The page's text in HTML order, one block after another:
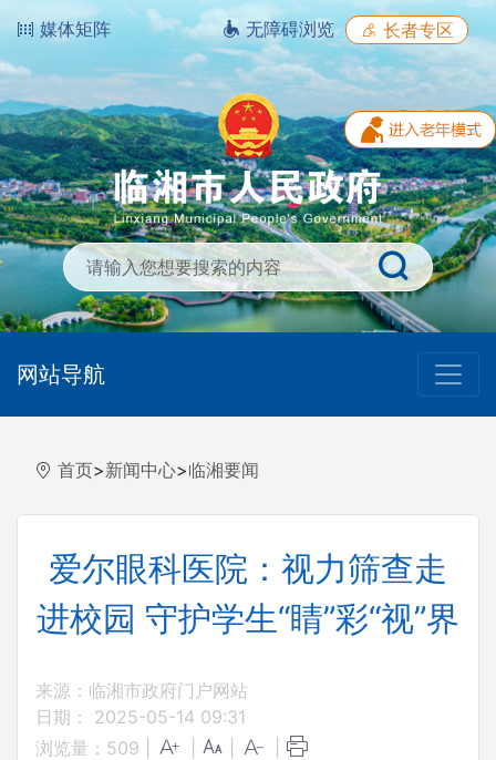
媒体矩阵 无障碍浏览 长者专区
网站导航
首页>新闻中心>临湘要闻
爱尔眼科医院：视力筛查走
进校园 守护学生“睛”彩“视”界
来源：临湘市政府门户网站
日期： 2025-05-14 09:31
浏览量： 509